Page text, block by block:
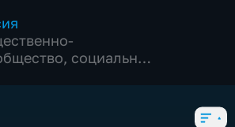
, социально-